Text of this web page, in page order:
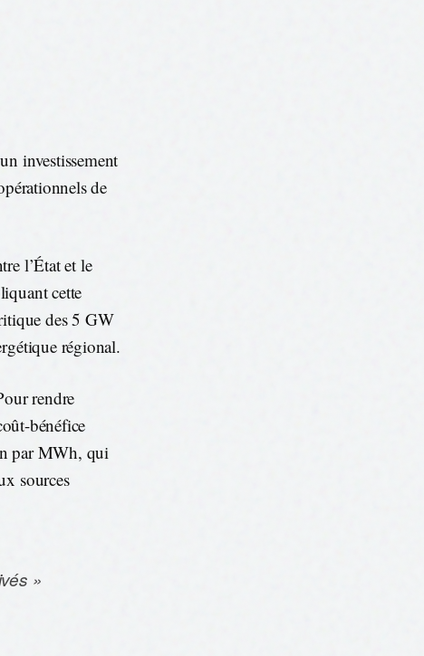
investissement
de
l’État et le
cette
des 5 GW
régional.
rendre
bénéfice
par MWh, qui
sources
»